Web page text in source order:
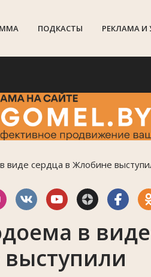
ПОДКАСТЫ РЕКЛАМА И
виде сердца в Жлобине
в виде